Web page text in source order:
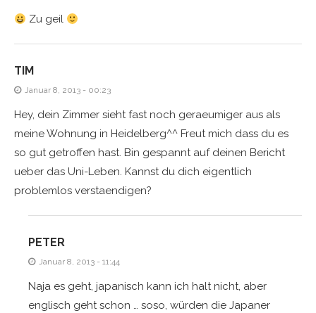
Zu geil
TIM
Januar 8, 2013 - 00:23
Hey, dein Zimmer sieht fast noch geraeumiger aus als
meine Wohnung in Heidelberg^^ Freut mich dass du es
so gut getroffen hast. Bin gespannt auf deinen Bericht
ueber das Uni-Leben. Kannst du dich eigentlich
problemlos verstaendigen?
PETER
Januar 8, 2013 - 11:44
Naja es geht, japanisch kann ich halt nicht, aber
englisch geht schon … soso, würden die Japaner